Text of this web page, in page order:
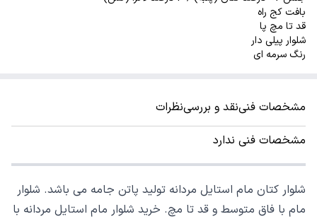
بافت کج راه
قد تا مچ پا
شلوار پیلی دار
رنگ سرمه ای
مشخصات فنینقد و بررسینظرات
مشخصات فنی ندارد
شلوار کتان مام استایل مردانه تولید پاتن جامه می باشد. شلوار
مام با فاق متوسط و قد تا مچ. خرید شلوار مام استایل مردانه با